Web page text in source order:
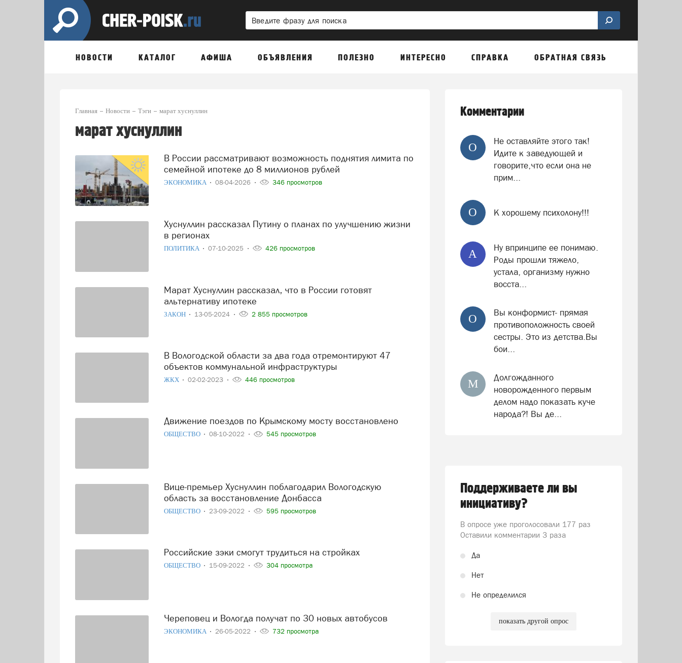
НОВОСТИ КАТАЛОГ АФИША ОБЪЯВЛЕНИЯ ПОЛЕЗНО ИНТЕРЕСНО СПРАВКА ОБРАТНАЯ СВЯЗЬ
Главная Новости Тэги марат хуснуллин
марат хуснуллин
В России рассматривают возможность поднятия лимита по
семейной ипотеке до 8 миллионов рублей
ЭКОНОМИКА 08-04-2026 346 просмотров
Хуснуллин рассказал Путину о планах по улучшению жизни
в регионах
ПОЛИТИКА 07-10-2025 426 просмотров
Марат Хуснуллин рассказал, что в России готовят
альтернативу ипотеке
ЗАКОН 13-05-2024 2 855 просмотров
В Вологодской области за два года отремонтируют 47
объектов коммунальной инфраструктуры
ЖКХ 02-02-2023 446 просмотров
Движение поездов по Крымскому мосту восстановлено
ОБЩЕСТВО 08-10-2022 545 просмотров
Вице-премьер Хуснуллин поблагодарил Вологодскую
область за восстановление Донбасса
ОБЩЕСТВО 23-09-2022 595 просмотров
Российские зэки смогут трудиться на стройках
ОБЩЕСТВО 15-09-2022 304 просмотра
Череповец и Вологда получат по 30 новых автобусов
ЭКОНОМИКА 26-05-2022 732 просмотра
Комментарии
О
Не оставляйте этого так!
Идите к заведующей и
говорите,что если она не
прим...
О К хорошему психолону!!!
А
Ну впринципе ее понимаю.
Роды прошли тяжело,
устала, организму нужно
восста...
О
Вы конформист- прямая
противоположность своей
сестры. Это из детства.Вы
бои...
М
Долгожданного
новорожденного первым
делом надо показать куче
народа?! Вы де...
Поддерживаете ли вы
инициативу?
В опросе уже проголосовали 177 раз
Оставили комментарии 3 раза
Да
Нет
Не определился
показать другой опрос